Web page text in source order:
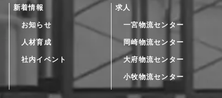
新着情報
お知らせ
人材育成
社内イベント
求人
一宮物流センター
岡崎物流センター
大府物流センター
小牧物流センター